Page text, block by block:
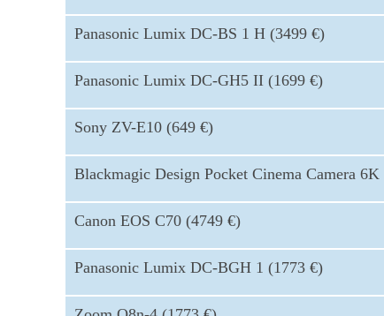
Panasonic Lumix DC-BS 1 H (3499 €)
Panasonic Lumix DC-GH5 II (1699 €)
Sony ZV-E10 (649 €)
Blackmagic Design Pocket Cinema Camera
Canon EOS C70 (4749 €)
Panasonic Lumix DC-BGH 1 (1773 €)